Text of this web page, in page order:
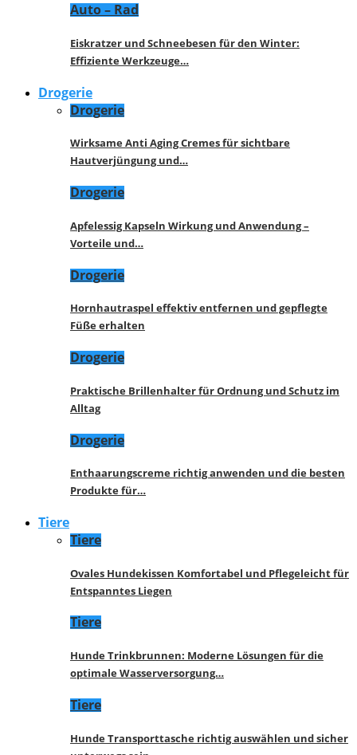
Auto – Rad
Eiskratzer und Schneebesen für den Winter:
Effiziente Werkzeuge…
Drogerie
Drogerie
Wirksame Anti Aging Cremes für sichtbare
Hautverjüngung und…
Drogerie
Apfelessig Kapseln Wirkung und Anwendung –
Vorteile und…
Drogerie
Hornhautraspel effektiv entfernen und gepflegte
Füße erhalten
Drogerie
Praktische Brillenhalter für Ordnung und Schutz im
Alltag
Drogerie
Enthaarungscreme richtig anwenden und die besten
Produkte für…
Tiere
Tiere
Ovales Hundekissen Komfortabel und Pflegeleicht für
Entspanntes Liegen
Tiere
Hunde Trinkbrunnen: Moderne Lösungen für die
optimale Wasserversorgung…
Tiere
Hunde Transporttasche richtig auswählen und sicher